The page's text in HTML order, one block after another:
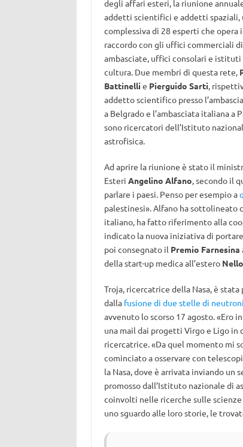
degli affari esteri, la riunione
addetti scientifici e addetti spaziali,
complessiva di 28 esperti che
raccordo con gli uffici commerciali di
ambasciate, uffici consolari e
cultura. Due membri di questa rete,
Battinelli e Pierguido Sarti,
addetto scientifico presso
a Belgrado e l’ambasciata italiana a
sono ricercatori dell’Istituto
astrofisica.
Ad aprire la riunione è stato il
Esteri Angelino Alfano, secondo il
parlare i paesi. Penso per esempio a
palestinesi». Alfano ha sottolineato
italiano, ha fatto riferimento alla
indicato la nuova iniziativa di
poi consegnato il Premio Farnesina
della start-up medica all’estero
Troja, ricercatrice della Nasa, è
dalla fusione di due stelle di neutroni
avvenuto lo scorso 17 agosto. «Ero
una mail dai progetti Virgo e Ligo in
ricercatrice. «Da quel momento mi
cominciato a osservare con
la Nasa, dove è arrivata inviando
promosso dall’Istituto nazionale di
coinvolti nelle ricerche sulle
uno sguardo alle loro storie, le